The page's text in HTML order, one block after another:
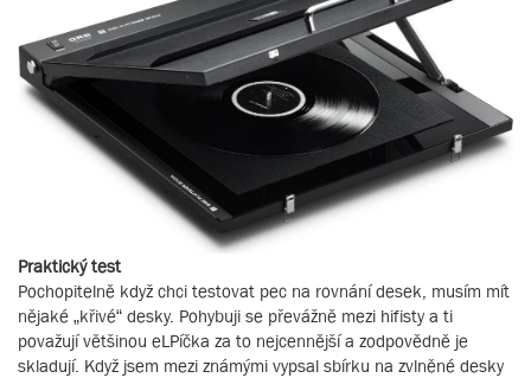
Praktický test
Pochopitelně když chci testovat pec na rovnání desek, musím mít
nějaké „křivé“ desky. Pohybuji se převážně mezi hifisty a ti
považují většinou eLPíčka za to nejcennější a zodpovědně je
skladují. Když jsem mezi známými vypsal sbírku na zvlněné desky